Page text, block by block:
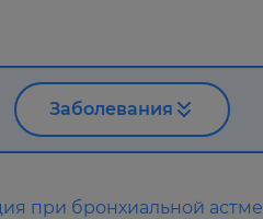
Заболевания
при бронхиальной астме